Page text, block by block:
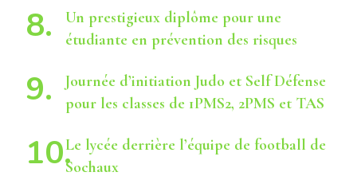
Un prestigieux diplôme pour une
étudiante en prévention des risques
Journée d’initiation Judo et Self Défense
pour les classes de 1PMS2, 2PMS et TAS
Le lycée derrière l’équipe de football de
Sochaux